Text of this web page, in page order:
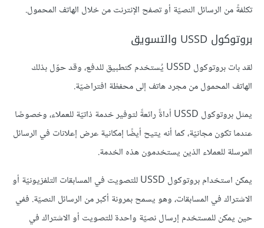
تكلفةً من الرسائل النصيّة أو تصفح الإنترنت من خلال الهاتف المحمول.
بروتوكول USSD والتسويق
لقد بات بروتوكول USSD يُستخدم كتطبيق للدفع، وقد حوّل بذلك
الهاتف المحمول من مجرد هاتف إلى محفظة افتراضيّة.
يمثل بروتوكول USSD أداةً رائعةً لتوفير خدمة ذاتيّة للعملاء، وخصوصًا
عندما تكون مجانيّة، كما أنه يتيح أيضًا إمكانية عرض إعلانات في الرسائل
المرسلة للعملاء الذين يستخدمون هذه الخدمة.
يمكن استخدام بروتوكول USSD للتصويت في المسابقات التلفزيونيّة أو
الاشتراك في المسابقات، وهو يسمح بمرونة أكبر من الرسائل النصيّة. ففي
حين يمكن للمستخدم إرسال نصيّة واحدة للتصويت أو الاشتراك في